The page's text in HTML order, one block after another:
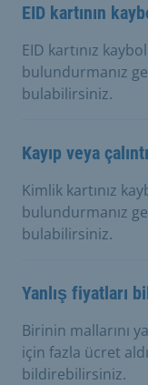
EID kartının
EID kartınız
bulundurmanız
bulabilirsiniz.
Kayıp veya
Kimlik kartınız
bulundurmanız
bulabilirsiniz.
Yanlış fiyatları
Birinin mallarını
için fazla ücret
bildirebilirsiniz.